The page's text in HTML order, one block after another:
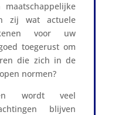
zij wat actuele
voor uw
toegerust om
die zich in de
normen?
wordt veel
blijven